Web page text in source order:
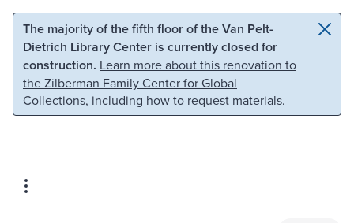
Skip to main content Skip to search
The majority of the fifth floor of the Van Pelt-
Dietrich Library Center is currently closed for
construction. Learn more about this renovation to
the Zilberman Family Center for Global
Collections, including how to request materials.